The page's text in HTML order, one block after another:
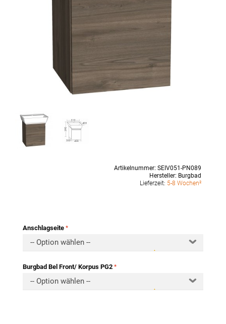
Artikelnummer: SEIV051-PN089
Hersteller: Burgbad
Lieferzeit: 5-8 Wochen²
Anschlagseite
-- Option wählen --
Burgbad Bel Front/ Korpus PG2
-- Option wählen --